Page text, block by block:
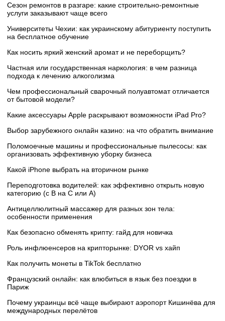
Сезон ремонтов в разгаре: какие строительно-ремонтные
услуги заказывают чаще всего
Университеты Чехии: как украинскому абитуриенту поступить
на бесплатное обучение
Как носить яркий женский аромат и не переборщить?
Частная или государственная наркология: в чем разница
подхода к лечению алкоголизма
Чем профессиональный сварочный полуавтомат отличается
от бытовой модели?
Какие аксессуары Apple раскрывают возможности iPad Pro?
Выбор зарубежного онлайн казино: на что обратить внимание
Поломоечные машины и профессиональные пылесосы: как
организовать эффективную уборку бизнеса
Какой iPhone выбрать на вторичном рынке
Переподготовка водителей: как эффективно открыть новую
категорию (с B на C или А)
Антицеллюлитный массажер для разных зон тела:
особенности применения
Как безопасно обменять крипту: гайд для новичка
Роль инфлюенсеров на крипторынке: DYOR vs хайп
Как получить монеты в TikTok бесплатно
Французский онлайн: как влюбиться в язык без поездки в
Париж
Почему украинцы всё чаще выбирают аэропорт Кишинёва для
международных перелётов